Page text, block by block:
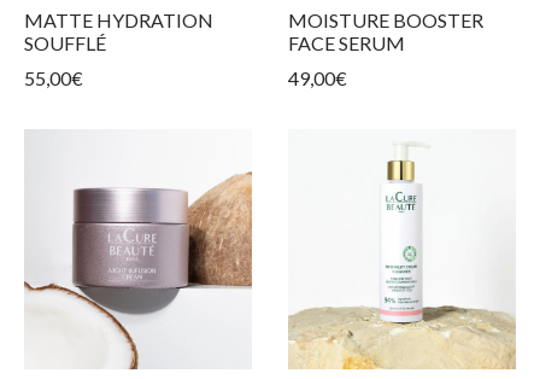
MATTE HYDRATION
SOUFFLÉ
55,00€
MOISTURE BOOSTER
FACE SERUM
49,00€
und Spannungsgefühl